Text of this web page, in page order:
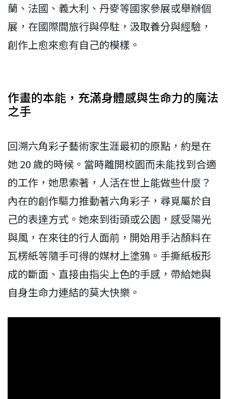
蘭、法國、義大利、丹麥等國家參展或舉辦個
展，在國際間旅行與停駐，汲取養分與經驗，
創作上愈來愈有自己的模樣。
作畫的本能，充滿身體感與生命力的魔法
之手
回溯六角彩子藝術家生涯最初的原點，約是在
她 20 歲的時候。當時離開校園而未能找到合適
的工作，她思索著，人活在世上能做些什麼？
內在的創作驅力推動著六角彩子，尋覓屬於自
己的表達方式。她來到街頭或公園，感受陽光
與風，在來往的行人面前，開始用手沾顏料在
瓦楞紙等隨手可得的媒材上塗鴉。手撕紙板形
成的斷面、直接由指尖上色的手感，帶給她與
自身生命力連結的莫大快樂。